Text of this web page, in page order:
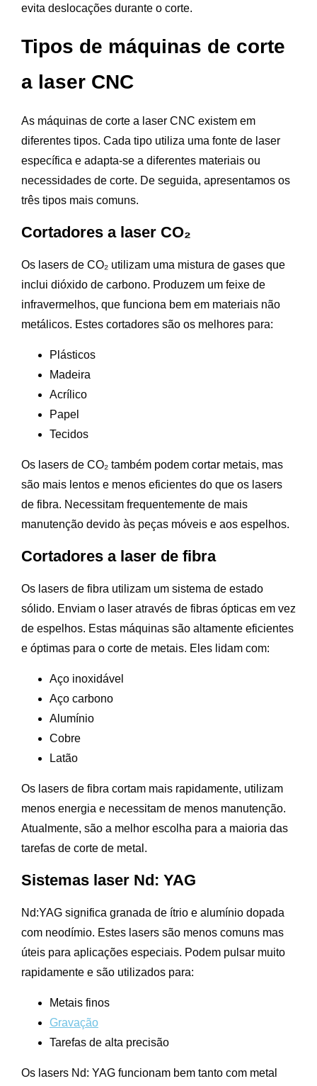
evita deslocações durante o corte.
Tipos de máquinas de corte
a laser CNC
As máquinas de corte a laser CNC existem em
diferentes tipos. Cada tipo utiliza uma fonte de laser
específica e adapta-se a diferentes materiais ou
necessidades de corte. De seguida, apresentamos os
três tipos mais comuns.
Cortadores a laser CO₂
Os lasers de CO₂ utilizam uma mistura de gases que
inclui dióxido de carbono. Produzem um feixe de
infravermelhos, que funciona bem em materiais não
metálicos. Estes cortadores são os melhores para:
Plásticos
Madeira
Acrílico
Papel
Tecidos
Os lasers de CO₂ também podem cortar metais, mas
são mais lentos e menos eficientes do que os lasers
de fibra. Necessitam frequentemente de mais
manutenção devido às peças móveis e aos espelhos.
Cortadores a laser de fibra
Os lasers de fibra utilizam um sistema de estado
sólido. Enviam o laser através de fibras ópticas em vez
de espelhos. Estas máquinas são altamente eficientes
e óptimas para o corte de metais. Eles lidam com:
Aço inoxidável
Aço carbono
Alumínio
Cobre
Latão
Os lasers de fibra cortam mais rapidamente, utilizam
menos energia e necessitam de menos manutenção.
Atualmente, são a melhor escolha para a maioria das
tarefas de corte de metal.
Sistemas laser Nd: YAG
Nd:YAG significa granada de ítrio e alumínio dopada
com neodímio. Estes lasers são menos comuns mas
úteis para aplicações especiais. Podem pulsar muito
rapidamente e são utilizados para:
Metais finos
Gravação
Tarefas de alta precisão
Os lasers Nd: YAG funcionam bem tanto com metal